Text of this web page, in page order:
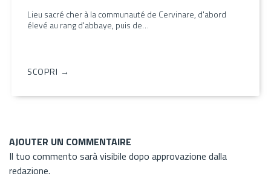
Lieu sacré cher à la communauté de Cervinare, d'abord
élevé au rang d'abbaye, puis de…
SCOPRI →
AJOUTER UN COMMENTAIRE
Il tuo commento sarà visibile dopo approvazione dalla
redazione.